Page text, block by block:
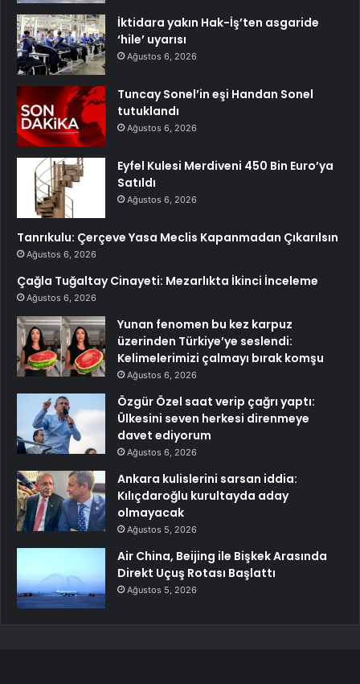
İktidara yakın Hak-İş’ten asgaride
‘hile’ uyarısı
Ağustos 6, 2026
Tuncay Sonel’in eşi Handan Sonel
tutuklandı
Ağustos 6, 2026
Eyfel Kulesi Merdiveni 450 Bin Euro’ya
Satıldı
Ağustos 6, 2026
Tanrıkulu: Çerçeve Yasa Meclis Kapanmadan Çıkarılsın
Ağustos 6, 2026
Çağla Tuğaltay Cinayeti: Mezarlıkta İkinci İnceleme
Ağustos 6, 2026
Yunan fenomen bu kez karpuz
üzerinden Türkiye’ye seslendi:
Kelimelerimizi çalmayı bırak komşu
Ağustos 6, 2026
Özgür Özel saat verip çağrı yaptı:
Ülkesini seven herkesi direnmeye
davet ediyorum
Ağustos 6, 2026
Ankara kulislerini sarsan iddia:
Kılıçdaroğlu kurultayda aday
olmayacak
Ağustos 5, 2026
Air China, Beijing ile Bişkek Arasında
Direkt Uçuş Rotası Başlattı
Ağustos 5, 2026